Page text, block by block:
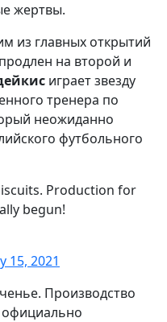
жертвы.
из главных открытий
на второй и
играет звезду
тренера по
неожиданно
футбольного
Production for
begun!
15, 2021
Производство
официально